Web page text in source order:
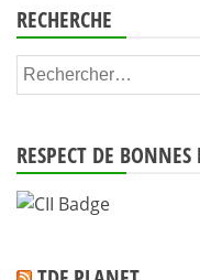
RECHERCHE
Rechercher :
RESPECT DE BONNES